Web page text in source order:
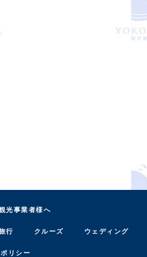
光事業者様へ
行 クルーズ ウェディング
リシー